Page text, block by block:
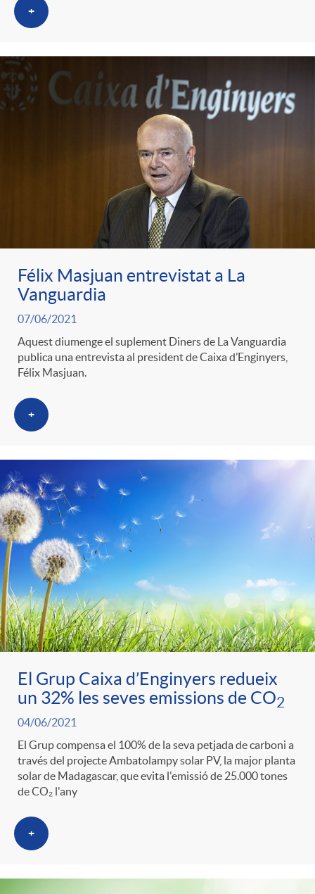
+
Félix Masjuan entrevistat a La
Vanguardia
07/06/2021
Aquest diumenge el suplement Diners de La Vanguardia
publica una entrevista al president de Caixa d’Enginyers,
Félix Masjuan.
+
El Grup Caixa d’Enginyers redueix
un 32% les seves emissions de CO2
04/06/2021
El Grup compensa el 100% de la seva petjada de carboni a
través del projecte Ambatolampy solar PV, la major planta
solar de Madagascar, que evita l'emissió de 25.000 tones
de CO₂ l'any
+